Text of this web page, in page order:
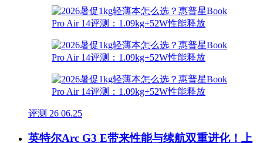
评测 26 06.25
英特尔Arc G3 E带来性能与续航双重进化！上